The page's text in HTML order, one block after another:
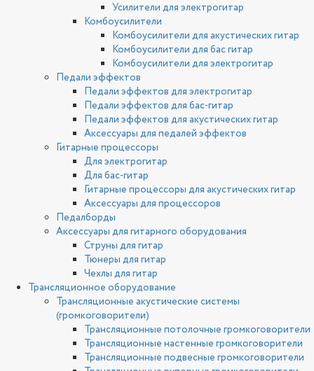
Усилители для электрогитар
Комбоусилители
Комбоусилители для акустических гитар
Комбоусилители для бас гитар
Комбоусилители для электрогитар
Педали эффектов
Педали эффектов для электрогитар
Педали эффектов для бас-гитар
Педали эффектов для акустических гитар
Аксессуары для педалей эффектов
Гитарные процессоры
Для электрогитар
Для бас-гитар
Гитарные процессоры для акустических гитар
Аксессуары для процессоров
Педалборды
Аксессуары для гитарного оборудования
Струны для гитар
Тюнеры для гитар
Чехлы для гитар
Трансляционное оборудование
Трансляционные акустические системы
(громкоговорители)
Трансляционные потолочные громкоговорители
Трансляционные настенные громкоговорители
Трансляционные подвесные громкоговорители